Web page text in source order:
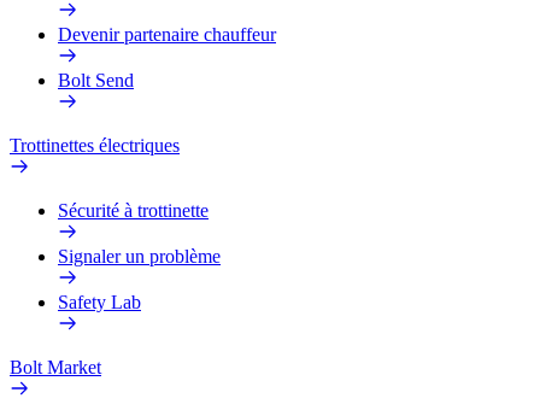
Devenir partenaire chauffeur
Bolt Send
Trottinettes électriques
Sécurité à trottinette
Signaler un problème
Safety Lab
Bolt Market